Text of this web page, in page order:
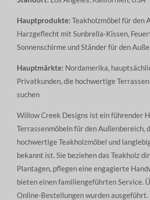
Hauptprodukte: Teakholzmöbel für den
Harzgeflecht mit Sunbrella-Kissen,
Sonnenschirme und Ständer für den
Hauptmärkte: Nordamerika,
Privatkunden, die hochwertige
suchen
Willow Creek Designs ist ein führender
Terrassenmöbeln für den Außenbereich,
hochwertige Teakholzmöbel und
bekannt ist. Sie beziehen das Teakholz
Plantagen, pflegen eine engagierte
bieten einen familiengeführten Service.
Online-Bestellungen wurden ausgeführt.